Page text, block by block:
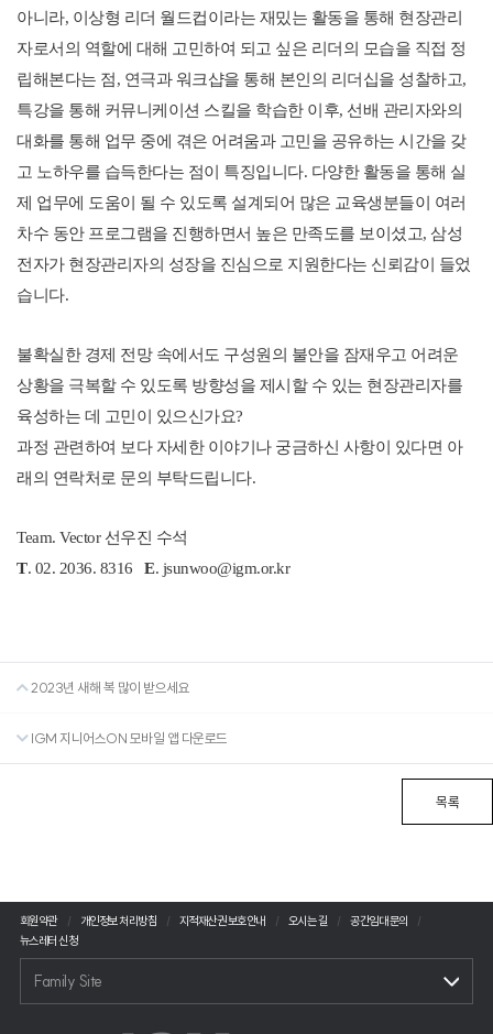
아니라, 이상형 리더 월드컵이라는 재밌는 활동을 통해 현장관리
자로서의 역할에 대해 고민하여 되고 싶은 리더의 모습을 직접 정
립해본다는 점, 연극과 워크샵을 통해 본인의 리더십을 성찰하고,
특강을 통해 커뮤니케이션 스킬을 학습한 이후, 선배 관리자와의
대화를 통해 업무 중에 겪은 어려움과 고민을 공유하는 시간을 갖
고 노하우를 습득한다는 점이 특징입니다. 다양한 활동을 통해 실
제 업무에 도움이 될 수 있도록 설계되어 많은 교육생분들이 여러
차수 동안 프로그램을 진행하면서 높은 만족도를 보이셨고, 삼성
전자가 현장관리자의 성장을 진심으로 지원한다는 신뢰감이 들었
습니다.
불확실한 경제 전망 속에서도 구성원의 불안을 잠재우고 어려운
상황을 극복할 수 있도록 방향성을 제시할 수 있는 현장관리자를
육성하는 데 고민이 있으신가요?
과정 관련하여 보다 자세한 이야기나 궁금하신 사항이 있다면 아
래의 연락처로 문의 부탁드립니다.
Team. Vector 선우진 수석
T. 02. 2036. 8316 E. jsunwoo@igm.or.kr
2023년 새해 복 많이 받으세요
IGM 지니어스ON 모바일 앱 다운로드
목록
회원약관 개인정보 처리방침 지적재산권 보호안내 오시는 길
공간임대 문의
뉴스레터 신청
Family Site